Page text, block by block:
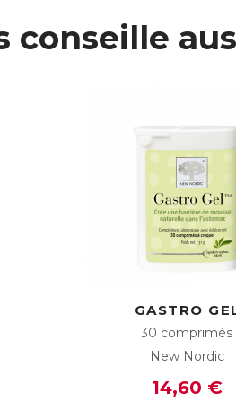
conseille
GASTRO
30 comprimés
New Nordic
14,60 €